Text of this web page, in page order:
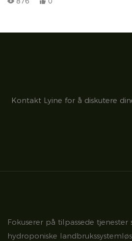
Kontakt Lyine for å diskutere
Fokuserer på tilpassede tjenester
hydroponiske